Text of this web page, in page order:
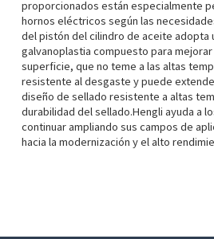
proporcionados están especialmente
hornos eléctricos según las
del pistón del cilindro de aceite adopta
galvanoplastia compuesto para mejorar
superficie, que no teme a las altas
resistente al desgaste y puede
diseño de sellado resistente a altas
durabilidad del sellado.Hengli ayuda a
continuar ampliando sus campos de
hacia la modernización y el alto